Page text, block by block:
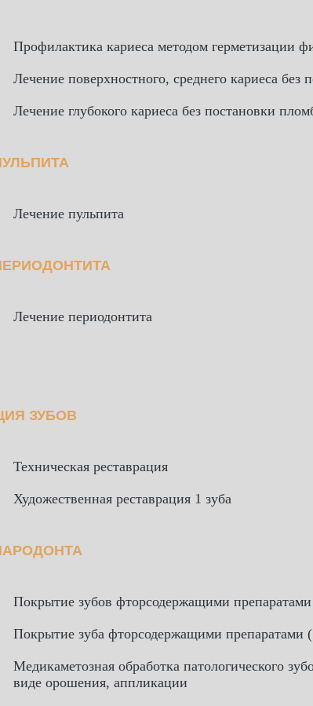
Профилактика кариеса методом герметизации
Лечение поверхностного, среднего кариеса без
Лечение глубокого кариеса без постановки
Лечение пульпита
Лечение периодонтита
ЗУБОВ
Техническая реставрация
Художественная реставрация 1 зуба
Покрытие зубов фторсодержащими
Покрытие зуба фторсодержащими препаратами
Медикаметозная обработка патологического
виде орошения, аппликации